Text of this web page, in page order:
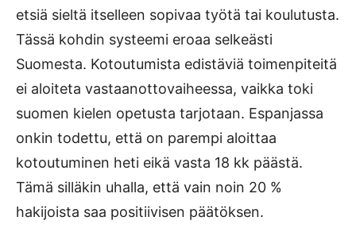
etsiä sieltä itselleen sopivaa työtä tai koulutusta.
Tässä kohdin systeemi eroaa selkeästi
Suomesta. Kotoutumista edistäviä toimenpiteitä
ei aloiteta vastaanottovaiheessa, vaikka toki
suomen kielen opetusta tarjotaan. Espanjassa
onkin todettu, että on parempi aloittaa
kotoutuminen heti eikä vasta 18 kk päästä.
Tämä silläkin uhalla, että vain noin 20 %
hakijoista saa positiivisen päätöksen.